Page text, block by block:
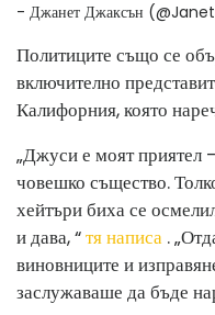
- Джанет Джаксън
Политиците също се
включително
Калифорния, която
„Джуси е моят приятел
човешко същество.
хейтъри биха се
и дава, “тя написа .
виновниците и
заслужаваше да бъде